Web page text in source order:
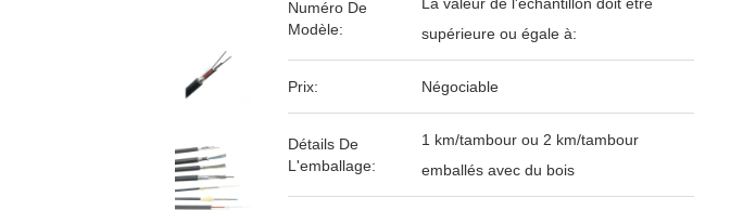
Numéro De
Modèle:
supérieure ou égale à:
Prix: Négociable
Détails De
L'emballage:
1 km/tambour ou 2 km/tambour
emballés avec du bois